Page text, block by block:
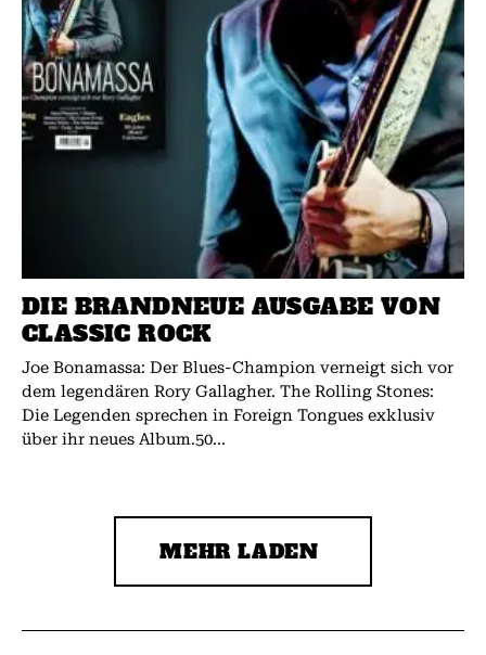
DIE BRANDNEUE AUSGABE VON
CLASSIC ROCK
Joe Bonamassa: Der Blues-Champion verneigt sich vor
dem legendären Rory Gallagher. The Rolling Stones:
Die Legenden sprechen in Foreign Tongues exklusiv
über ihr neues Album.50...
MEHR LADEN